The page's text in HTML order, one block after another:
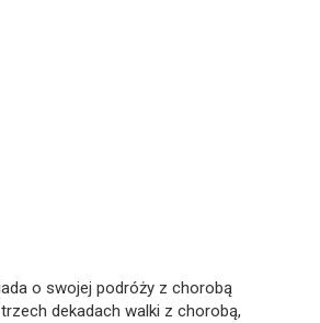
o swojej podróży z chorobą
dekadach walki z chorobą,